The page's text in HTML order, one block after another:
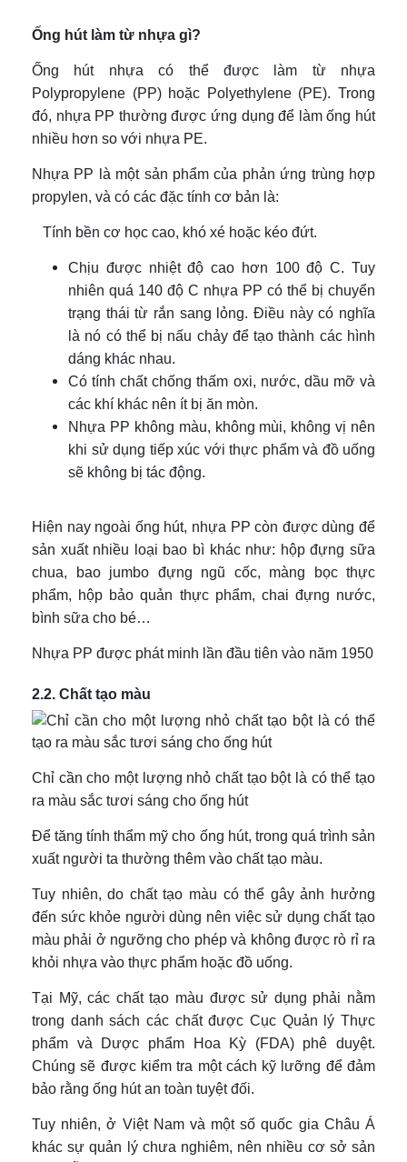
Ống hút làm từ nhựa gì?
Ống hút nhựa có thể được làm từ nhựa
Polypropylene (PP) hoặc Polyethylene (PE). Trong
đó, nhựa PP thường được ứng dụng để làm ống hút
nhiều hơn so với nhựa PE.
Nhựa PP là một sản phẩm của phản ứng trùng hợp
propylen, và có các đặc tính cơ bản là:
Tính bền cơ học cao, khó xé hoặc kéo đứt.
Chịu được nhiệt độ cao hơn 100 độ C. Tuy
nhiên quá 140 độ C nhựa PP có thể bị chuyển
trạng thái từ rắn sang lỏng. Điều này có nghĩa
là nó có thể bị nấu chảy để tạo thành các hình
dáng khác nhau.
Có tính chất chống thấm oxi, nước, dầu mỡ và
các khí khác nên ít bị ăn mòn.
Nhựa PP không màu, không mùi, không vị nên
khi sử dụng tiếp xúc với thực phẩm và đồ uống
sẽ không bị tác động.
Hiện nay ngoài ống hút, nhựa PP còn được dùng để
sản xuất nhiều loại bao bì khác như: hộp đựng sữa
chua, bao jumbo đựng ngũ cốc, màng bọc thực
phẩm, hộp bảo quản thực phẩm, chai đựng nước,
bình sữa cho bé…
Nhựa PP được phát minh lần đầu tiên vào năm 1950
2.2. Chất tạo màu
Chỉ cần cho một lượng nhỏ chất tạo bột là có thể tạo
ra màu sắc tươi sáng cho ống hút
Để tăng tính thẩm mỹ cho ống hút, trong quá trình sản
xuất người ta thường thêm vào chất tạo màu.
Tuy nhiên, do chất tạo màu có thể gây ảnh hưởng
đến sức khỏe người dùng nên việc sử dụng chất tạo
màu phải ở ngưỡng cho phép và không được rò rỉ ra
khỏi nhựa vào thực phẩm hoặc đồ uống.
Tại Mỹ, các chất tạo màu được sử dụng phải nằm
trong danh sách các chất được Cục Quản lý Thực
phẩm và Dược phẩm Hoa Kỳ (FDA) phê duyệt.
Chúng sẽ được kiểm tra một cách kỹ lưỡng để đảm
bảo rằng ống hút an toàn tuyệt đối.
Tuy nhiên, ở Việt Nam và một số quốc gia Châu Á
khác sự quản lý chưa nghiêm, nên nhiều cơ sở sản